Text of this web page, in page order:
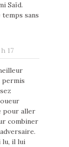
Saïd.
sans
17
permis
pour aller
combiner
lu, il lui